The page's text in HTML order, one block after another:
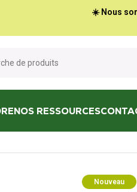
☀️ Nous
NOS RESSOURCES
Nouveau